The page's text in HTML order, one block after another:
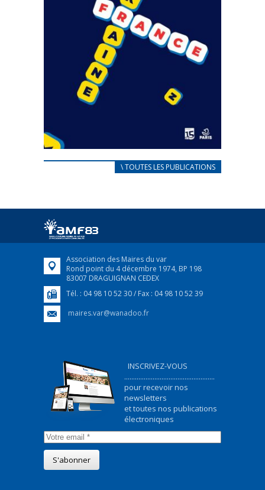
CARNET D’ACCUEIL
Afin d’accompagner au mieux les réfugiés
FEUILLETER
\ TOUTES LES PUBLICATIONS
Association des Maires du var
Rond point du 4 décembre 1974, BP 198
83007 DRAGUIGNAN CEDEX
Tél. : 04 98 10 52 30 / Fax : 04 98 10 52 39
maires.var@wanadoo.fr
INSCRIVEZ-VOUS
...................................................
pour recevoir nos
newsletters
et toutes nos publications
électroniques